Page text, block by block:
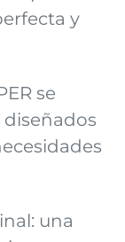
y
se
una